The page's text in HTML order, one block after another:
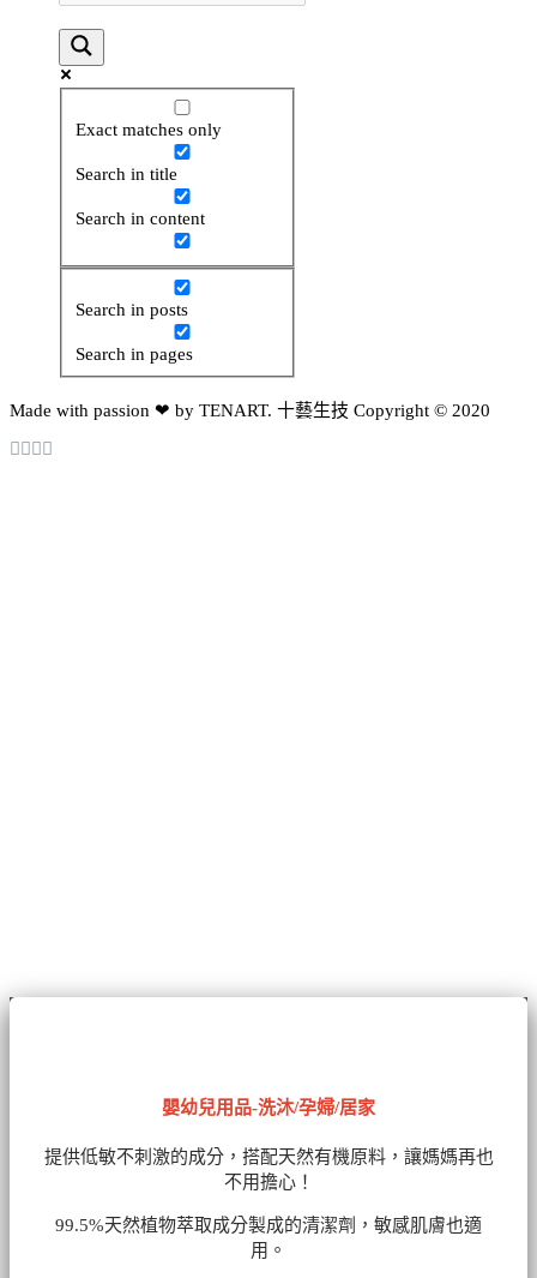
Exact matches only
Search in title
Search in content
Search in posts
Search in pages
Made with passion ❤ by TENART. 十藝生技 Copyright © 2020
嬰幼兒用品-洗沐/孕婦/居家
提供低敏不刺激的成分，搭配天然有機原料，讓媽媽再也
不用擔心！
99.5%天然植物萃取成分製成的清潔劑 ，敏感肌膚也適
用。